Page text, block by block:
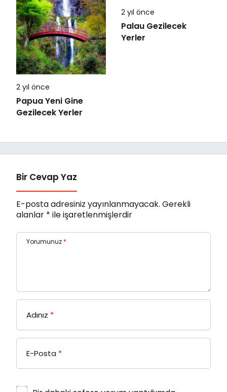
2 yıl önce
Papua Yeni Gine
Gezilecek Yerler
2 yıl önce
Palau Gezilecek
Yerler
Bir Cevap Yaz
E-posta adresiniz yayınlanmayacak. Gerekli
alanlar * ile işaretlenmişlerdir
Yorumunuz *
Adınız *
E-Posta *